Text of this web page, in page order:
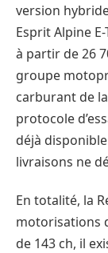
version
Esprit Alpine
à partir de 26
groupe
carburant de
protocole
déjà
livraisons ne
En totalité, la
motorisations
de 143 ch, il